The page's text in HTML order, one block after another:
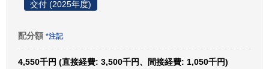
交付 (2025年度)
配分額 *注記
4,550千円 (直接経費: 3,500千円、間接経費: 1,050千円)